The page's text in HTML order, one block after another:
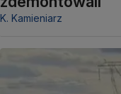
K. Kamieniarz